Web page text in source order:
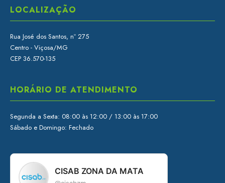
LOCALIZAÇÃO
Rua José dos Santos, nº 275
Centro - Viçosa/MG
CEP 36.570-135
HORÁRIO DE ATENDIMENTO
Segunda a Sexta: 08:00 às 12:00 / 13:00 às 17:00
Sábado e Domingo: Fechado
CISAB ZONA DA MATA